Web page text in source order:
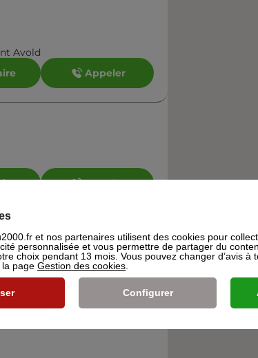
Avold
Appeler
Appeler
Appeler
et nos partenaires utilisent des cookies pour
personnalisée et vous permettre de partager du
choix pendant 13 mois. Vous pouvez changer d’avis à
la page Gestion des cookies
Configurer